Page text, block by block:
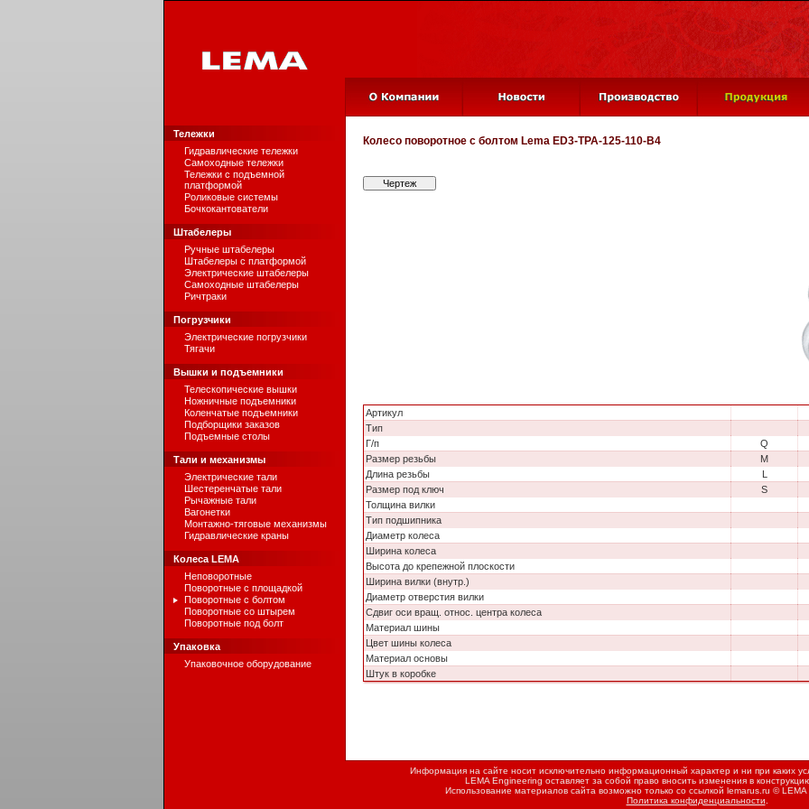
Тележки
Гидравлические тележки
Самоходные тележки
Тележки с подъемной
платформой
Роликовые системы
Бочкокантователи
Штабелеры
Ручные штабелеры
Штабелеры с платформой
Электрические штабелеры
Самоходные штабелеры
Ричтраки
Погрузчики
Электрические погрузчики
Тягачи
Вышки и подъемники
Телескопические вышки
Ножничные подъемники
Коленчатые подъемники
Подборщики заказов
Подъемные столы
Тали и механизмы
Электрические тали
Шестеренчатые тали
Рычажные тали
Вагонетки
Монтажно-тяговые механизмы
Гидравлические краны
Колеса LEMA
Неповоротные
Поворотные с площадкой
Поворотные с болтом
Поворотные со штырем
Поворотные под болт
Упаковка
Упаковочное оборудование
Колесо поворотное с болтом Lema ED3-TPA-125-110-B4
Чертеж
Артикул
Тип
Г/п
Q
Размер резьбы
M
Длина резьбы
L
Размер под ключ
S
Толщина вилки
Тип подшипника
Диаметр колеса
Ширина колеса
Высота до крепежной плоскости
Ширина вилки (внутр.)
Диаметр отверстия вилки
Сдвиг оси вращ. относ. центра колеса
Материал шины
Цвет шины колеса
Материал основы
Штук в коробке
Информация на сайте носит исключительно информационный характер и ни при каких
LEMA Engineering оставляет за собой право вносить изменения в
Использование материалов сайта возможно только со ссылкой lemarus.ru ©
Политика конфиденциальности